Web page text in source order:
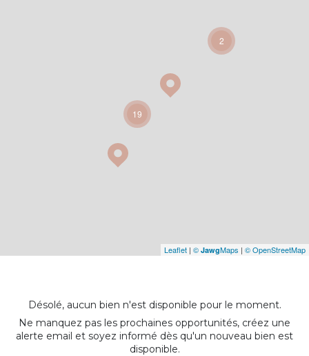
2
19
Leaflet | © JawgMaps | © OpenStreetMap
Désolé, aucun bien n'est disponible pour le moment.
Ne manquez pas les prochaines opportunités, créez une
alerte email et soyez informé dès qu'un nouveau bien est
disponible.